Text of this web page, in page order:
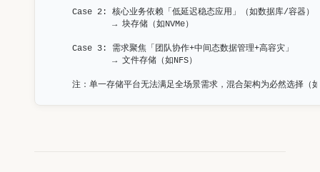
Case 2: 核心业务依赖「低延迟稳态应用」（如数据库/容器）
        → 块存储（如NVMe）
Case 3: 需求聚焦「团队协作+中间态数据管理+高容灾」
        → 文件存储（如NFS）
注：单一存储平台无法满足全场景需求，混合架构为必然选择（